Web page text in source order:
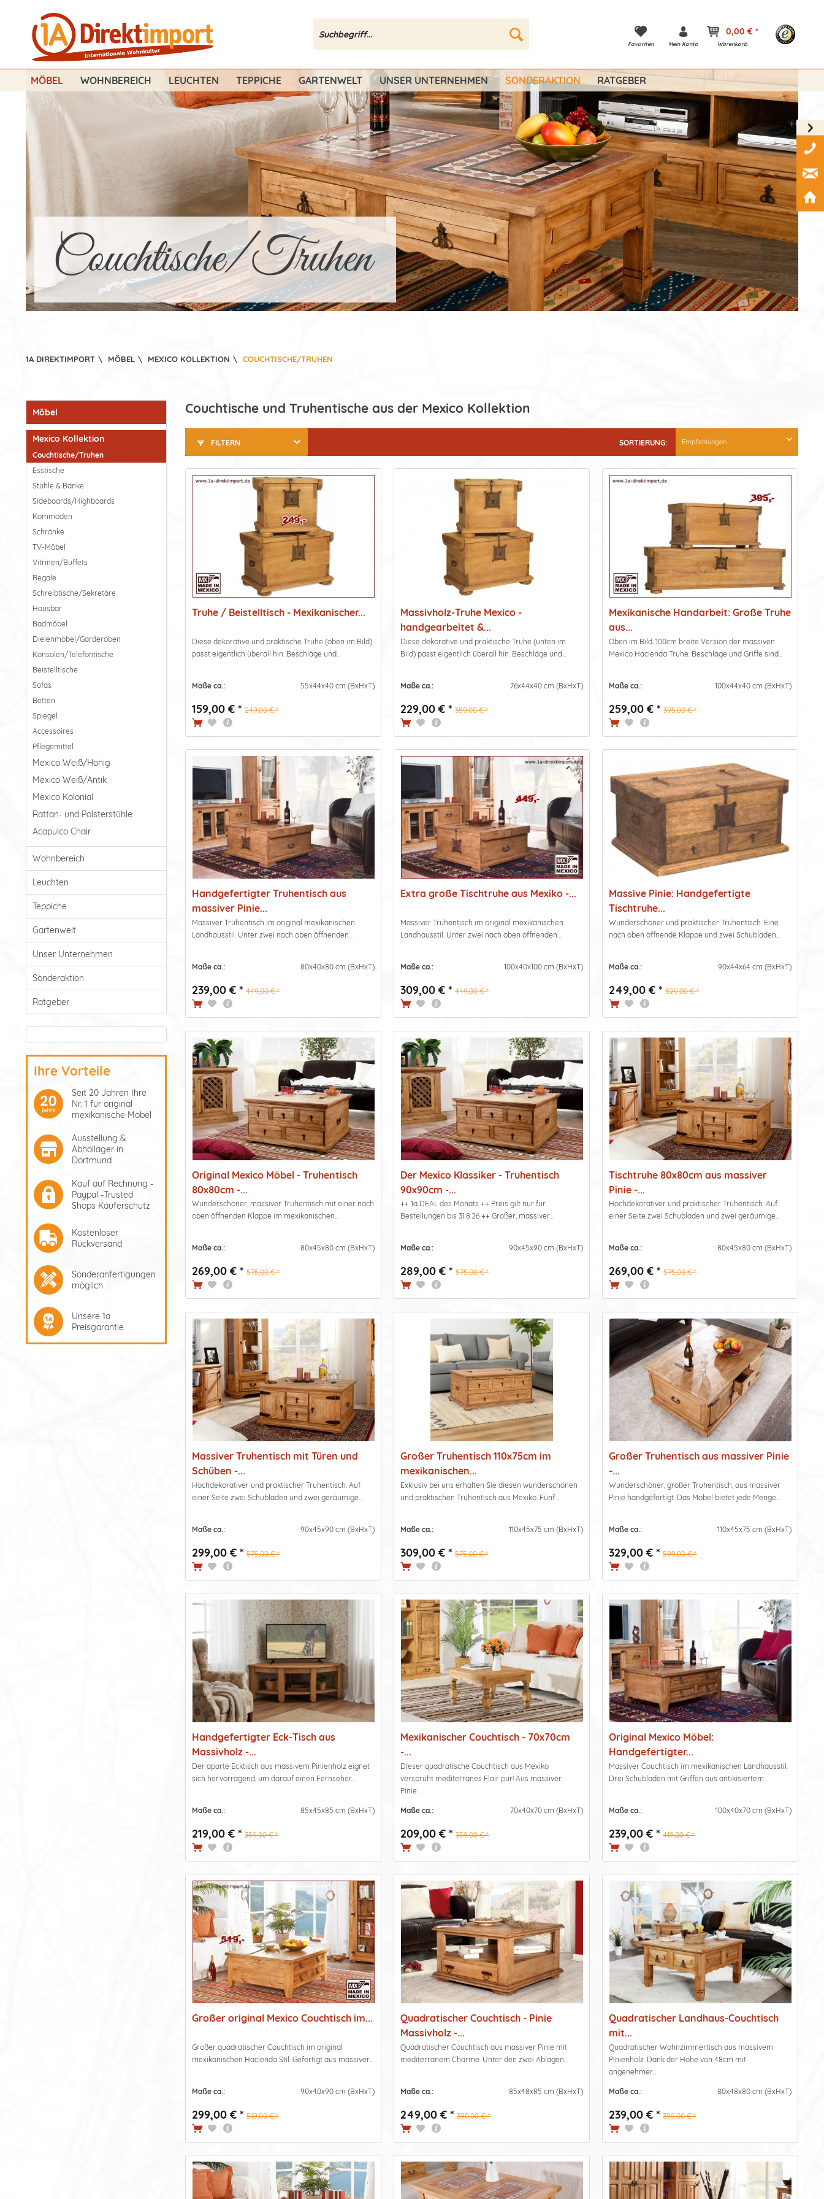
Favoriten Mein Konto
0,00 € *
Warenkorb
MÖBEL WOHNBEREICH LEUCHTEN TEPPICHE GARTENWELT UNSER UNTERNEHMEN SONDERAKTION RATGEBER
Couchtische/Truhen
1A DIREKTIMPORT \ MÖBEL \ MEXICO KOLLEKTION \ COUCHTISCHE/TRUHEN
Möbel
Mexico Kollektion
Couchtische/Truhen
Esstische
Stühle & Bänke
Sideboards/Highboards
Kommoden
Schränke
TV-Möbel
Vitrinen/Buffets
Regale
Schreibtische/Sekretäre
Hausbar
Badmöbel
Dielenmöbel/Garderoben
Konsolen/Telefontische
Beistelltische
Sofas
Betten
Spiegel
Accessoires
Pflegemittel
Mexico Weiß/Honig
Mexico Weiß/Antik
Mexico Kolonial
Rattan- und Polsterstühle
Acapulco Chair
Wohnbereich
Leuchten
Teppiche
Gartenwelt
Unser Unternehmen
Sonderaktion
Ratgeber
Ihre Vorteile
Seit 20 Jahren Ihre
Nr. 1 für original
mexikanische Möbel
Ausstellung &
Abhollager in
Dortmund
Kauf auf Rechnung -
Paypal -Trusted
Shops Käuferschutz
Kostenloser
Rückversand
Sonderanfertigungen
möglich
Unsere 1a
Preisgarantie
Couchtische und Truhentische aus der Mexico Kollektion
FILTERN SORTIERUNG:
Truhe / Beistelltisch - Mexikanischer...
Diese dekorative und praktische Truhe (oben im Bild)
passt eigentlich überall hin. Beschläge und...
Maße ca.: 55x44x40 cm (BxHxT)
159,00 € * 249,00 € *
Massivholz-Truhe Mexico -
handgearbeitet &...
Diese dekorative und praktische Truhe (unten im
Bild) passt eigentlich überall hin. Beschläge und...
Maße ca.: 76x44x40 cm (BxHxT)
229,00 € * 359,00 € *
Mexikanische Handarbeit: Große Truhe
aus...
Oben im Bild: 100cm breite Version der massiven
Mexico Hacienda Truhe. Beschläge und Griffe sind...
Maße ca.: 100x44x40 cm (BxHxT)
259,00 € * 395,00 € *
Handgefertigter Truhentisch aus
massiver Pinie...
Massiver Truhentisch im original mexikanischen
Landhausstil. Unter zwei nach oben öffnenden...
Maße ca.: 80x40x80 cm (BxHxT)
239,00 € * 449,00 € *
Extra große Tischtruhe aus Mexiko -...
Massiver Truhentisch im original mexikanischen
Landhausstil. Unter zwei nach oben öffnenden...
Maße ca.: 100x40x100 cm (BxHxT)
309,00 € * 449,00 € *
Massive Pinie: Handgefertigte
Tischtruhe...
Wunderschöner und praktischer Truhentisch. Eine
nach oben öffnende Klappe und zwei Schubladen...
Maße ca.: 90x44x64 cm (BxHxT)
249,00 € * 529,00 € *
Original Mexico Möbel - Truhentisch
80x80cm -...
Wunderschöner, massiver Truhentisch mit einer nach
oben öffnenden Klappe im mexikanischen...
Maße ca.: 80x45x80 cm (BxHxT)
269,00 € * 575,00 € *
Der Mexico Klassiker - Truhentisch
90x90cm -...
++ 1a DEAL des Monats ++ Preis gilt nur für
Bestellungen bis 31.8.26 ++ Großer, massiver...
Maße ca.: 90x45x90 cm (BxHxT)
289,00 € * 575,00 € *
Tischtruhe 80x80cm aus massiver
Pinie -...
Hochdekorativer und praktischer Truhentisch. Auf
einer Seite zwei Schubladen und zwei geräumige...
Maße ca.: 80x45x80 cm (BxHxT)
269,00 € * 575,00 € *
Massiver Truhentisch mit Türen und
Schüben -...
Hochdekorativer und praktischer Truhentisch. Auf
einer Seite zwei Schubladen und zwei geräumige...
Maße ca.: 90x45x90 cm (BxHxT)
299,00 € * 575,00 € *
Großer Truhentisch 110x75cm im
mexikanischen...
Exklusiv bei uns erhalten Sie diesen wunderschönen
und praktischen Truhentisch aus Mexiko. Fünf...
Maße ca.: 110x45x75 cm (BxHxT)
309,00 € * 575,00 € *
Großer Truhentisch aus massiver Pinie
-...
Wunderschöner, großer Truhentisch, aus massiver
Pinie handgefertigt. Das Möbel bietet jede Menge...
Maße ca.: 110x45x75 cm (BxHxT)
329,00 € * 599,00 € *
Handgefertigter Eck-Tisch aus
Massivholz -...
Der aparte Ecktisch aus massivem Pinienholz eignet
sich hervorragend, um darauf einen Fernseher...
Maße ca.: 85x45x85 cm (BxHxT)
219,00 € * 359,00 € *
Mexikanischer Couchtisch - 70x70cm
-...
Dieser quadratische Couchtisch aus Mexiko
versprüht mediterranes Flair pur! Aus massiver
Pinie...
Maße ca.: 70x40x70 cm (BxHxT)
209,00 € * 359,00 € *
Original Mexico Möbel:
Handgefertigter...
Massiver Couchtisch im mexikanischen Landhausstil.
Drei Schubladen mit Griffen aus antikisiertem...
Maße ca.: 100x40x70 cm (BxHxT)
239,00 € * 419,00 € *
Großer original Mexico Couchtisch im...
Großer quadratischer Couchtisch im original
mexikanischen Hacienda Stil. Gefertigt aus massiver...
Maße ca.: 90x40x90 cm (BxHxT)
299,00 € * 519,00 € *
Quadratischer Couchtisch - Pinie
Massivholz -...
Quadratischer Couchtisch aus massiver Pinie mit
mediterranem Charme. Unter den zwei Ablagen...
Maße ca.: 85x48x85 cm (BxHxT)
249,00 € * 390,00 € *
Quadratischer Landhaus-Couchtisch
mit...
Quadratischer Wohnzimmertisch aus massivem
Pinienholz. Dank der Höhe von 48cm mit
angenehmer...
Maße ca.: 80x48x80 cm (BxHxT)
239,00 € * 399,00 € *